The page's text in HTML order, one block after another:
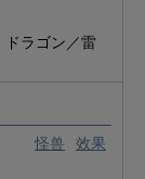
ドラゴン／雷
怪兽 效果